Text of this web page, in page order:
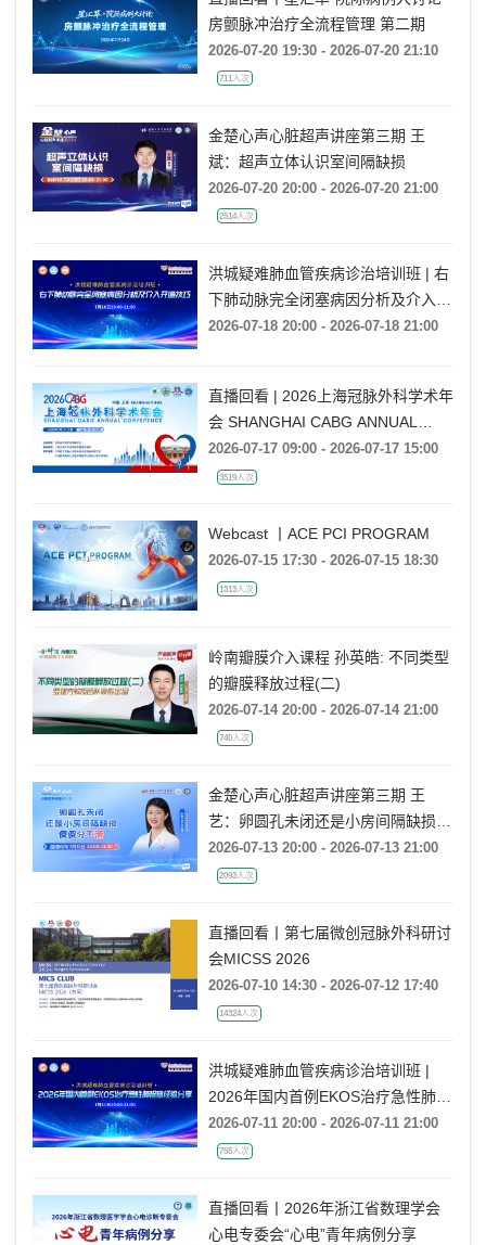
房颤脉冲治疗全流程管理 第二期
2026-07-20 19:30 - 2026-07-20 21:10
711人次
金楚心声心脏超声讲座第三期 王
斌：超声立体认识室间隔缺损
2026-07-20 20:00 - 2026-07-20 21:00
2514人次
洪城疑难肺血管疾病诊治培训班 | 右
下肺动脉完全闭塞病因分析及介入开
通技巧
2026-07-18 20:00 - 2026-07-18 21:00
直播回看 | 2026上海冠脉外科学术年
会 SHANGHAI CABG ANNUAL
CONFERENCE
2026-07-17 09:00 - 2026-07-17 15:00
3519人次
Webcast 丨ACE PCI PROGRAM
2026-07-15 17:30 - 2026-07-15 18:30
1313人次
岭南瓣膜介入课程 孙英皓: 不同类型
的瓣膜释放过程(二)
2026-07-14 20:00 - 2026-07-14 21:00
740人次
金楚心声心脏超声讲座第三期 王
艺：卵圆孔未闭还是小房间隔缺损，
傻傻分不清
2026-07-13 20:00 - 2026-07-13 21:00
2093人次
直播回看丨第七届微创冠脉外科研讨
会MICSS 2026
2026-07-10 14:30 - 2026-07-12 17:40
14324人次
洪城疑难肺血管疾病诊治培训班 |
2026年国内首例EKOS治疗急性肺栓
塞经验分享
2026-07-11 20:00 - 2026-07-11 21:00
755人次
直播回看丨2026年浙江省数理学会
心电专委会“心电”青年病例分享